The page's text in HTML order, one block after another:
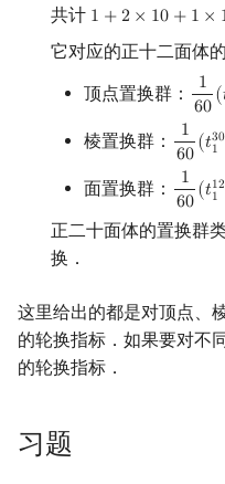
共计 1 +2 × 10 + 1 ×
1 +2×10+ 1×15+ 6 ×4
它对应的正十二面体
顶点置换群：
1
60(
160(
棱置换群：
1
60(𝑡30
1
160(t1
面置换群：
1
60(𝑡12
1
160(t1
正二十面体的置换群
换．
这里给出的都是对顶点、
的轮换指标．如果要对不
的轮换指标．
习题